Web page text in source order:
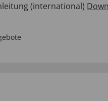
(international)